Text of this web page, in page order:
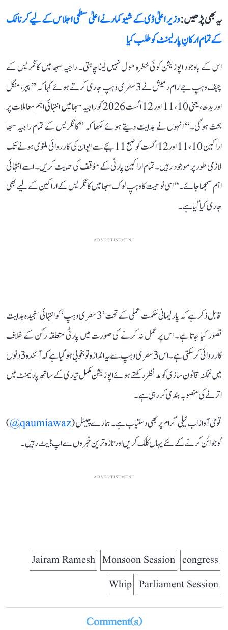
یہ بھی پڑھیں :وزیر اعلیٰ ڈی کے شیوکمار نے اعلیٰ سطحی اجلاس کے لیے کرناٹک
کے تمام ارکانِ پارلیمنٹ کو طلب کیا
اس کے باوجود اپوزیشن کوئی خطرہ مول نہیں لینا چاہتی۔ راجیہ سبھا میں کانگریس کے
چیف وہپ جے رام رمیش نے 3 سطری وہپ جاری کرتے ہوئے کہا کہ ’’پیر، منگل
اور بدھ، یعنی 10، 11 اور 12 اگست 2026 کو راجیہ سبھا میں انتہائی اہم معاملات پر
بحث ہوگی۔‘‘ انہوں نے ہدایت دیتے ہوئے لکھا کہ ’’کانگریس کے تمام راجیہ سبھا
اراکین 10، 11 اور 12 اگست کو صبح 11 بجے سے ایوان کی کارروائی ملتوی ہونے تک
لازمی طور پر موجود رہیں۔ تمام اراکین پارٹی کے مؤقف کی حمایت کریں۔ اسے انتہائی
اہم سمجھا جائے۔‘‘ اسی نوعیت کا وہپ لوک سبھا میں کانگریس کے اراکین کے لیے بھی
جاری کیا گیا ہے۔
ADVERTISEMENT
قابل ذکر ہے کہ پارلیمانی حکمت عملی کے تحت ’3 سطری وہپ‘ کو انتہائی سنجیدہ ہدایت
تصور کیا جاتا ہے۔ اس پر عمل نہ کرنے کی صورت میں پارٹی متعلقہ رکن کے خلاف
کارروائی کر سکتی ہے۔ اس 3 سطری وہپ سے یہ اندازہ تو بخوبی ہو گیا ہے کہ آئندہ 3 دنوں
میں ممکنہ قانون سازی کو مدنظر رکھتے ہوئے اپوزیشن مکمل تیاری کے ساتھ پارلیمنٹ میں
اترنے کی منصوبہ بندی کر رہی ہے۔
قومی آواز اب ٹیلی گرام پر بھی دستیاب ہے۔ ہمارے چینل (qaumiawaz@
)
کو جوائن کرنے کے لئے یہاں کلک کریں اور تازہ ترین خبروں سے اپ ڈیٹ رہیں۔
ADVERTISEMENT
congress
Monsoon Session
Jairam Ramesh
Parliament Session
Whip
Comment(s)